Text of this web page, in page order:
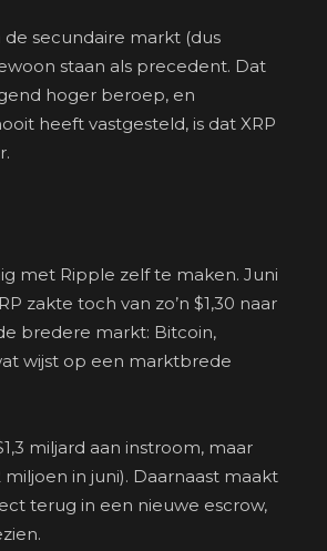
secundaire markt (dus
staan als precedent. Dat
hoger beroep, en
heeft vastgesteld, is dat XRP
met Ripple zelf te maken. Juni
zakte toch van zo’n $1,30 naar
bredere markt: Bitcoin,
wijst op een marktbrede
miljard aan instroom, maar
in juni). Daarnaast maakt
terug in een nieuwe escrow,